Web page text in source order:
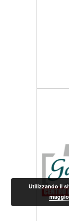
Utilizzando il